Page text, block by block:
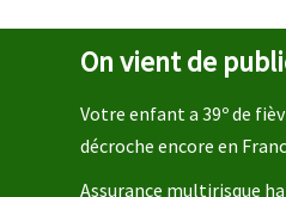
On vient de
Votre enfant a 39º de
décroche encore en
Assurance multirisque